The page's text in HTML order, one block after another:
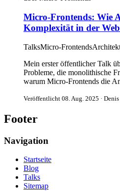
Micro-Frontends: Wie
Komplexität in der
TalksMicro-Frontends
Mein erster öffentlicher Talk
Probleme, die monolithische
warum Micro-Frontends die
Veröffentlicht 08. Aug. 2025 · Denis
Footer
Navigation
Startseite
Blog
Talks
Sitemap